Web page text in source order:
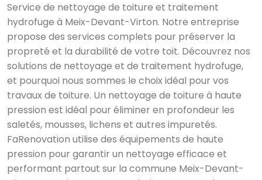
Service de nettoyage de toiture et traitement
hydrofuge à Meix-Devant-Virton. Notre entreprise
propose des services complets pour préserver la
propreté et la durabilité de votre toit. Découvrez nos
solutions de nettoyage et de traitement hydrofuge,
et pourquoi nous sommes le choix idéal pour vos
travaux de toiture. Un nettoyage de toiture à haute
pression est idéal pour éliminer en profondeur les
saletés, mousses, lichens et autres impuretés.
FaRenovation utilise des équipements de haute
pression pour garantir un nettoyage efficace et
performant partout sur la commune Meix-Devant-